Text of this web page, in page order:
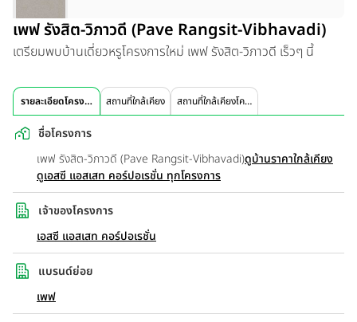
เพฟ รังสิต-วิภาวดี (Pave Rangsit-Vibhavadi)
เตรียมพบบ้านเดี่ยวหรูโครงการใหม่ เพฟ รังสิต-วิภาวดี เร็วๆ นี้
รายละเอียดโครงการ สถานที่ใกล้เคียง สถานที่ใกล้เคียงโครงการ
ชื่อโครงการ
เพฟ รังสิต-วิภาวดี (Pave Rangsit-Vibhavadi)ดูบ้านราคาใกล้เคียง
ดูเอสซี แอสเสท คอร์ปอเรชั่น ทุกโครงการ
เจ้าของโครงการ
เอสซี แอสเสท คอร์ปอเรชั่น
แบรนด์ย่อย
เพฟ